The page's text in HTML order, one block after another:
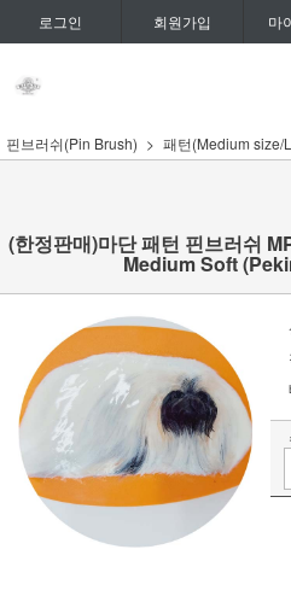
로그인 회원가입 마
핀브러쉬(Pin Brush) 패턴(Medium size/
(한정판매)마단 패턴 핀브러쉬
Medium Soft